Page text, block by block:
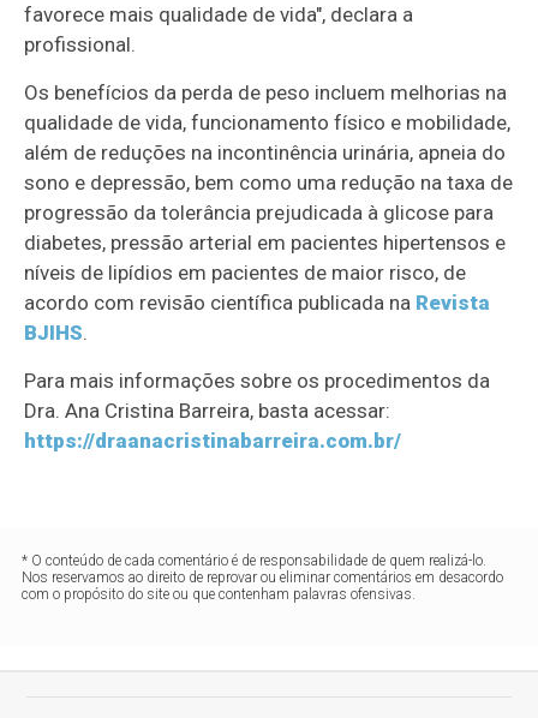
favorece mais qualidade de vida", declara a
profissional.
Os benefícios da perda de peso incluem melhorias na
qualidade de vida, funcionamento físico e mobilidade,
além de reduções na incontinência urinária, apneia do
sono e depressão, bem como uma redução na taxa de
progressão da tolerância prejudicada à glicose para
diabetes, pressão arterial em pacientes hipertensos e
níveis de lipídios em pacientes de maior risco, de
acordo com revisão científica publicada na Revista
BJIHS.
Para mais informações sobre os procedimentos da
Dra. Ana Cristina Barreira, basta acessar:
https://draanacristinabarreira.com.br/
* O conteúdo de cada comentário é de responsabilidade de quem realizá-lo.
Nos reservamos ao direito de reprovar ou eliminar comentários em desacordo
com o propósito do site ou que contenham palavras ofensivas.